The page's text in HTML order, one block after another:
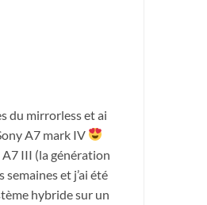
du mirrorless et ai
A7 mark IV
A7 III (la génération
et j’ai été
hybride sur un